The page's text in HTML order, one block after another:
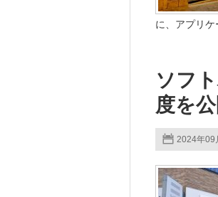
に、アプリケ
ソフ
度を
2024年09